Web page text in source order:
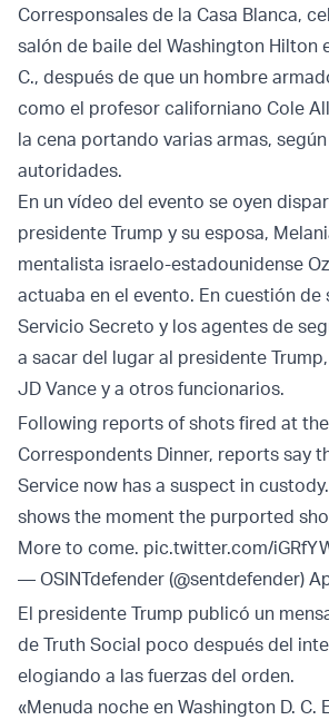
Corresponsales de la Casa Blanca,
salón de baile del Washington Hilton
C., después de que un hombre
como el profesor californiano Cole
la cena portando varias armas,
autoridades.
En un vídeo del evento se oyen
presidente Trump y su esposa,
mentalista israelo-estadounidense
actuaba en el evento. En cuestión de
Servicio Secreto y los agentes de
a sacar del lugar al presidente
JD Vance y a otros funcionarios.
Following reports of shots fired at
Correspondents Dinner, reports say
Service now has a suspect in
shows the moment the purported
More to come. pic.twitter.com/
— OSINTdefender (@sentdefender)
El presidente Trump publicó un
de Truth Social poco después del
elogiando a las fuerzas del orden.
«Menuda noche en Washington D. C.